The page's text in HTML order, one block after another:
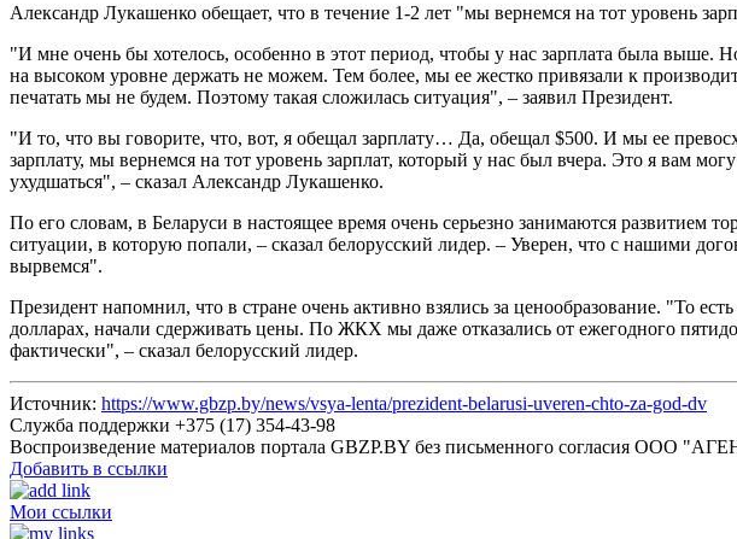
Александр Лукашенко обещает, что в течение 1-2 лет "мы вернемся на тот уровень
"И мне очень бы хотелось, особенно в этот период, чтобы у нас зарплата была выше.
на высоком уровне держать не можем. Тем более, мы ее жестко привязали к
печатать мы не будем. Поэтому такая сложилась ситуация", – заявил Президент.
"И то, что вы говорите, что, вот, я обещал зарплату… Да, обещал $500. И мы ее
зарплату, мы вернемся на тот уровень зарплат, который у нас был вчера. Это я вам
ухудшаться", – сказал Александр Лукашенко.
По его словам, в Беларуси в настоящее время очень серьезно занимаются развитием
ситуации, в которую попали, – сказал белорусский лидер. – Уверен, что с нашими
вырвемся".
Президент напомнил, что в стране очень активно взялись за ценообразование. "То
долларах, начали сдерживать цены. По ЖКХ мы даже отказались от ежегодного
фактически", – сказал белорусский лидер.
Источник: https://www.gbzp.by/news/vsya-lenta/prezident-belarusi-uveren-chto-za-god-dv
Служба поддержки +375 (17) 354-43-98
Воспроизведение материалов портала GBZP.BY без письменного согласия
Добавить в ссылки
Мои ссылки